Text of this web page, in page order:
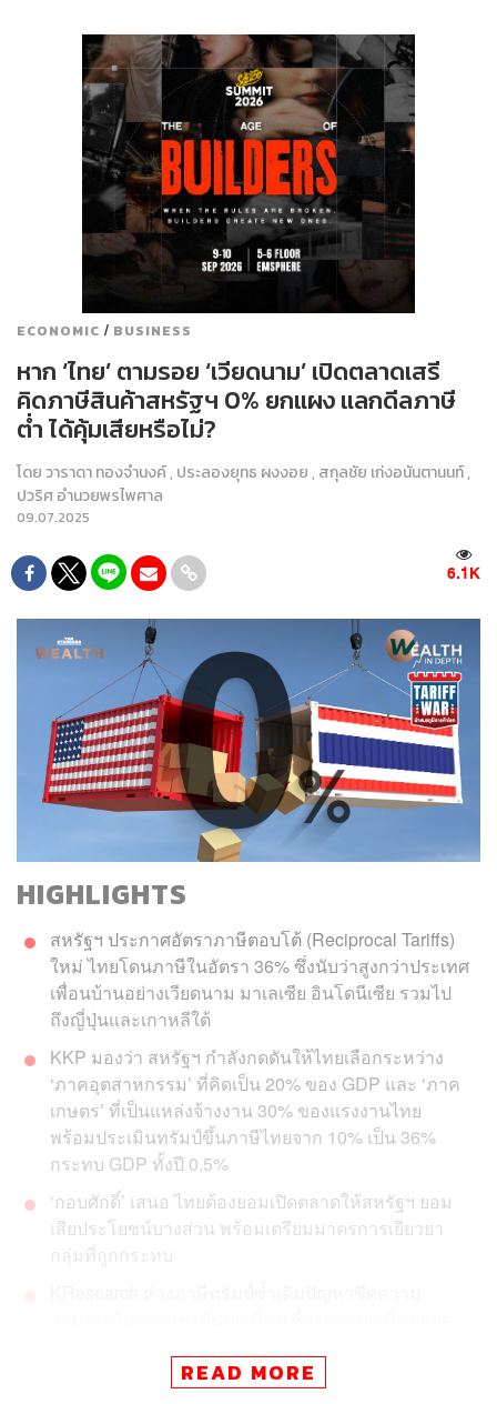
ECONOMIC / BUSINESS
หาก ‘ไทย’ ตามรอย ‘เวียดนาม’ เปิดตลาดเสรี
คิดภาษีสินค้าสหรัฐฯ 0% ยกแผง แลกดีลภาษี
ต่ำ ได้คุ้มเสียหรือไม่?
โดยวาราดา ทองจำนงค์, ประลองยุทธ ผงงอย , สกุลชัย เก่งอนันตานนท์,
ปวริศ อำนวยพรไพศาล
09.07.2025
6.1K
HIGHLIGHTS
สหรัฐฯ ประกาศอัตราภาษีตอบโต้ (Reciprocal Tariffs)
ใหม่ ไทยโดนภาษีในอัตรา 36% ซึ่งนับว่าสูงกว่าประเทศ
เพื่อนบ้านอย่างเวียดนาม มาเลเซีย อินโดนีเซีย รวมไป
ถึงญี่ปุ่นและเกาหลีใต้
KKP มองว่า สหรัฐฯ กำลังกดดันให้ไทยเลือกระหว่าง
‘ภาคอุตสาหกรรม’ ที่คิดเป็น 20% ของ GDP และ ‘ภาค
เกษตร’ ที่เป็นแหล่งจ้างงาน 30% ของแรงงานไทย
พร้อมประเมินทรัมป์ขึ้นภาษีไทยจาก 10% เป็น 36%
กระทบ GDP ทั้งปี 0.5%
‘กอบศักดิ์’ เสนอ ไทยต้องยอมเปิดตลาดให้สหรัฐฯ ยอม
เสียประโยชน์บางส่วน พร้อมเตรียมมาตรการเยียวยา
กลุ่มที่ถูกกระทบ
UOB มองบวก เชื่อไทยยังแข่งขันได้ แม้สุดท้ายสหรัฐฯ
READ MORE